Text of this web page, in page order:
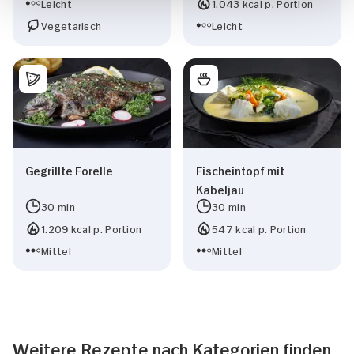
Leicht
Vegetarisch
1.043 kcal p. Portion
Leicht
Gegrillte Forelle
30 min
1.209 kcal p. Portion
Mittel
Fischeintopf mit
Kabeljau
30 min
547 kcal p. Portion
Mittel
Weitere Rezepte nach Kategorien finden